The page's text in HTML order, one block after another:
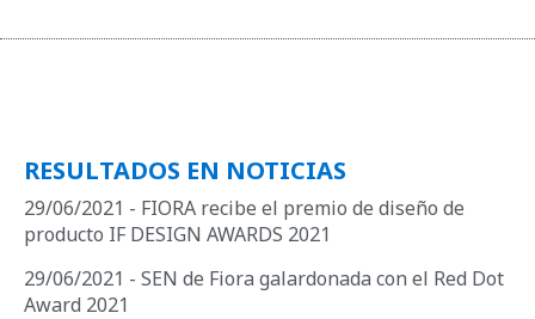
RESULTADOS EN NOTICIAS
29/06/2021 - FIORA recibe el premio de diseño de
producto IF DESIGN AWARDS 2021
29/06/2021 - SEN de Fiora galardonada con el Red Dot
Award 2021